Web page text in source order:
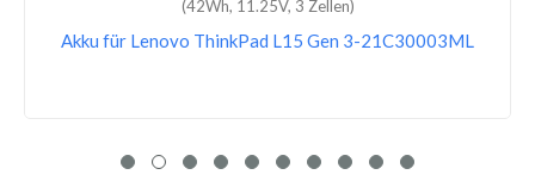
(52.5Wh, 15.44V, 4 Zellen)
Akku für Lenovo ThinkPad P16s Gen 1-21BT008GUE